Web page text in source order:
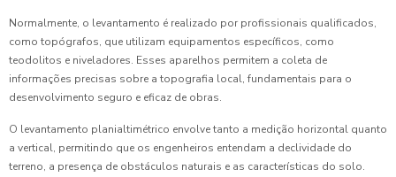
Normalmente, o levantamento é realizado por profissionais qualificados,
como topógrafos, que utilizam equipamentos específicos, como
teodolitos e niveladores. Esses aparelhos permitem a coleta de
informações precisas sobre a topografia local, fundamentais para o
desenvolvimento seguro e eficaz de obras.
O levantamento planialtimétrico envolve tanto a medição horizontal quanto
a vertical, permitindo que os engenheiros entendam a declividade do
terreno, a presença de obstáculos naturais e as características do solo.